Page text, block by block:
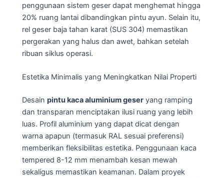
penggunaan sistem geser dapat menghemat hingga
20% ruang lantai dibandingkan pintu ayun. Selain itu,
rel geser baja tahan karat (SUS 304) memastikan
pergerakan yang halus dan awet, bahkan setelah
ribuan siklus operasi.
Estetika Minimalis yang Meningkatkan Nilai Properti
Desain pintu kaca aluminium geser yang ramping
dan transparan menciptakan ilusi ruang yang lebih
luas. Profil aluminium yang dapat dicat dengan
warna apapun (termasuk RAL sesuai preferensi)
memberikan fleksibilitas estetika. Penggunaan kaca
tempered 8-12 mm menambah kesan mewah
sekaligus memastikan keamanan. Dalam proyek